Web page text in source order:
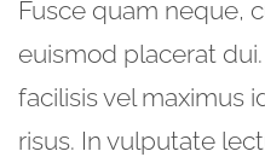
Fusce quam neque,
euismod placerat
facilisis vel maximus
risus. In vulputate